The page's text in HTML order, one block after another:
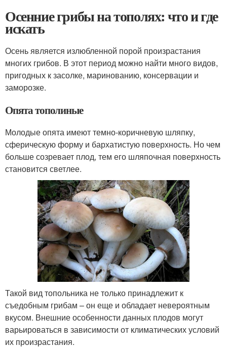
Осенние грибы на тополях: что и где
искать
Осень является излюбленной порой произрастания
многих грибов. В этот период можно найти много видов,
пригодных к засолке, маринованию, консервации и
заморозке.
Опята тополиные
Молодые опята имеют темно-коричневую шляпку,
сферическую форму и бархатистую поверхность. Но чем
больше созревает плод, тем его шляпочная поверхность
становится светлее.
Такой вид топольника не только принадлежит к
съедобным грибам – он еще и обладает невероятным
вкусом. Внешние особенности данных плодов могут
варьироваться в зависимости от климатических условий
их произрастания.